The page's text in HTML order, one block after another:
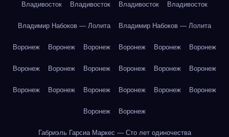
Владивосток Владивосток Владивосток Владивосток
Владимир Набоков — Лолита Владимир Набоков — Лолита
Воронеж Воронеж Воронеж Воронеж Воронеж Воронеж
Воронеж Воронеж Воронеж Воронеж Воронеж Воронеж
Воронеж Воронеж Воронеж Воронеж Воронеж Воронеж
Воронеж Воронеж
Габриэль Гарсиа Маркес — Сто лет одиночества